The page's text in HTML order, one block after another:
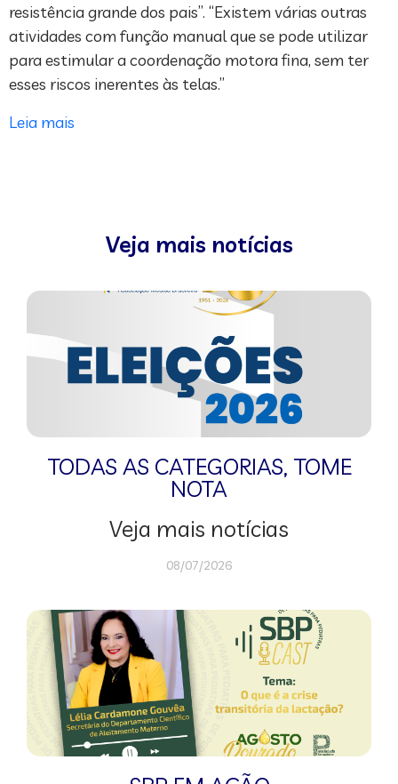
resistência grande dos pais”. “Existem várias outras
atividades com função manual que se pode utilizar
para estimular a coordenação motora fina, sem ter
esses riscos inerentes às telas.”
Leia mais
Veja mais notícias
TODAS AS CATEGORIAS, TOME
NOTA
Veja mais notícias
08/07/2026